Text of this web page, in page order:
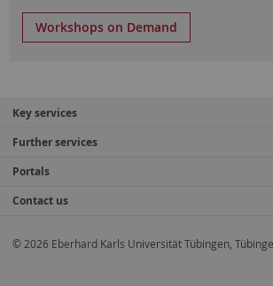
Workshops on Demand
Key services
Further services
Portals
Contact us
© 2026 Eberhard Karls Universität Tübingen,